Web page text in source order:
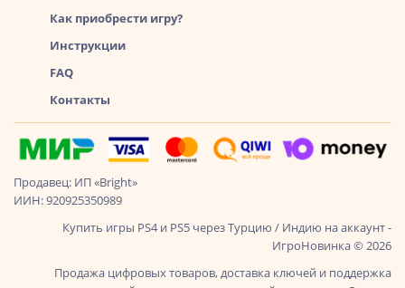
Как приобрести игру?
Инструкции
FAQ
Контакты
Продавец: ИП «Bright»
ИИН: 920925350989
Купить игры PS4 и PS5 через Турцию / Индию на аккаунт -
ИгроНовинка © 2026
Продажа цифровых товаров, доставка ключей и поддержка